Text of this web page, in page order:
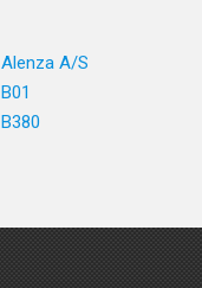
Alenza A/S
B01
B380